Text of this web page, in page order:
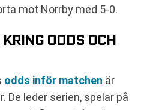
mot Norrby med 5-0.
ODDS OCH
odds inför matchen är
De leder serien, spelar på